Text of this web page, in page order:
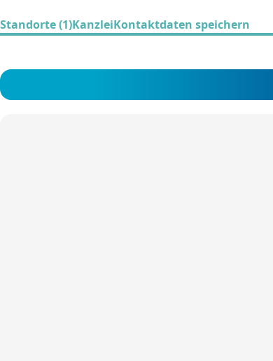
Standorte (1)KanzleiKontaktdaten speichern